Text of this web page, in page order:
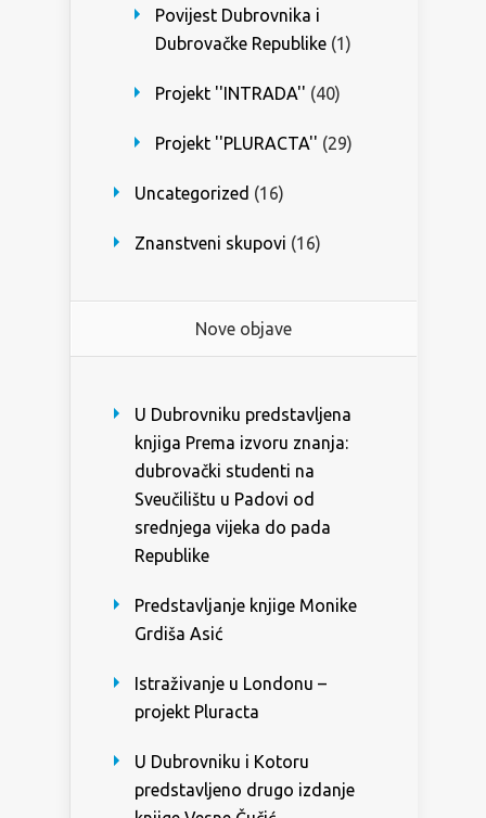
Povijest Dubrovnika i
Dubrovačke Republike (1)
Projekt ''INTRADA'' (40)
Projekt ''PLURACTA'' (29)
Uncategorized (16)
Znanstveni skupovi (16)
Nove objave
U Dubrovniku predstavljena
knjiga Prema izvoru znanja:
dubrovački studenti na
Sveučilištu u Padovi od
srednjega vijeka do pada
Republike
Predstavljanje knjige Monike
Grdiša Asić
Istraživanje u Londonu –
projekt Pluracta
U Dubrovniku i Kotoru
predstavljeno drugo izdanje